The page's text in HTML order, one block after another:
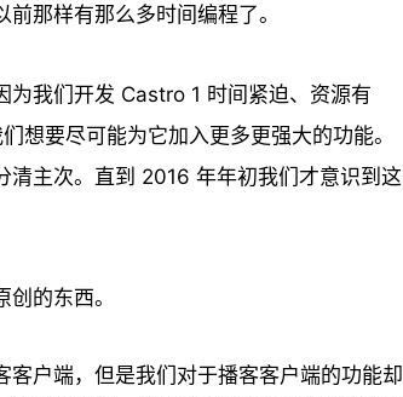
那样有那么多时间编程了。
为我们开发 Castro 1 时间紧迫、资源有
想要尽可能为它加入更多更强大的功能。
主次。直到 2016 年年初我们才意识到这
的东西。
户端，但是我们对于播客客户端的功能却